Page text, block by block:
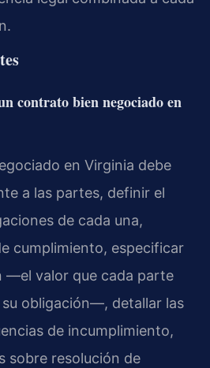
contrato bien negociado en
en Virginia debe
a las partes, definir el
de cada una,
cumplimiento, especificar
—el valor que cada parte
obligación—, detallar las
de incumplimiento,
sobre resolución de